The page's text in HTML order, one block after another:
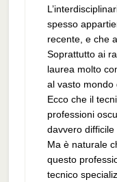
spesso
recente, e che
Soprattutto ai
laurea molto
al vasto mondo
Ecco che il
professioni
davvero difficile
Ma è naturale
questo
tecnico